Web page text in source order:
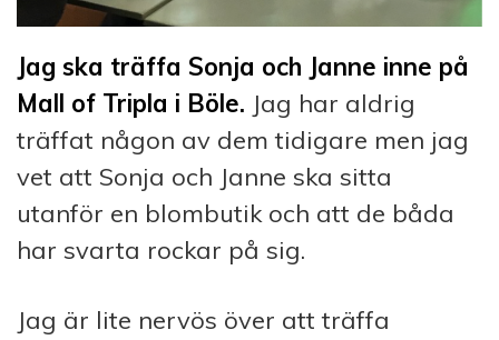
Jag ska träffa Sonja och Janne inne på
Mall of Tripla i Böle. Jag har aldrig
träffat någon av dem tidigare men jag
vet att Sonja och Janne ska sitta
utanför en blombutik och att de båda
har svarta rockar på sig.
Jag är lite nervös över att träffa